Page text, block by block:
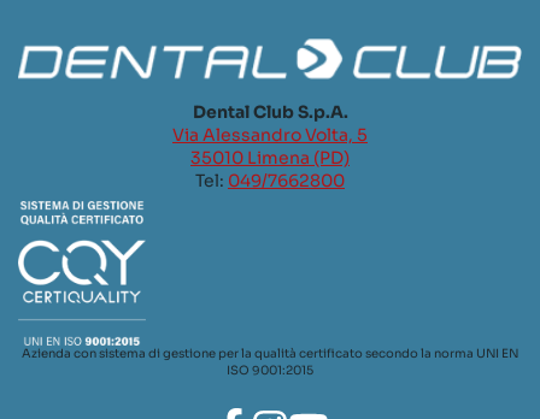
Dental Club S.p.A.
Via Alessandro Volta, 5
35010 Limena (PD)
Tel: 049/7662800
Azienda con sistema di gestione per la qualità certificato secondo la norma UNI EN
ISO 9001:2015